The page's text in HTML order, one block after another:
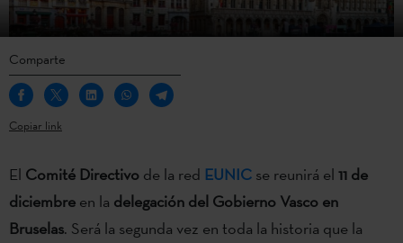
Comparte
Copiar link
El Comité Directivo de la red EUNIC se reunirá el 11 de
diciembre en la delegación del Gobierno Vasco en
Bruselas. Será la segunda vez en toda la historia que la